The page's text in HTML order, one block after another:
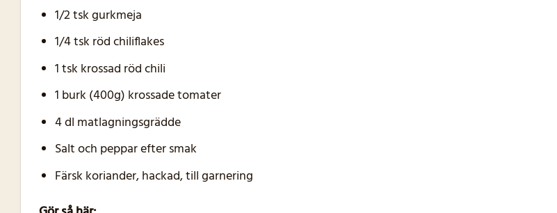
1/2 tsk gurkmeja
1/4 tsk röd chiliflakes
1 tsk krossad röd chili
1 burk (400g) krossade tomater
4 dl matlagningsgrädde
Salt och peppar efter smak
Färsk koriander, hackad, till garnering